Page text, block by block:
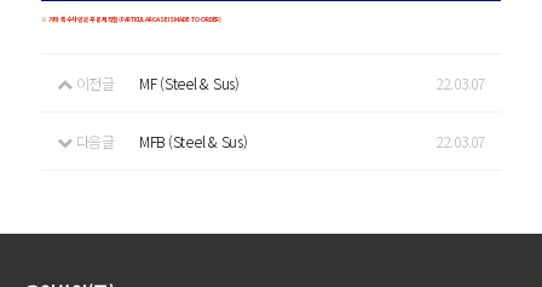
※ 기타 특수사양은 주문제작함(PARTICULAR CASE IS MADE-TO-ORDER)
이전글 MF (Steel & Sus) 22.03.07
다음글 MFB (Steel & Sus) 22.03.07